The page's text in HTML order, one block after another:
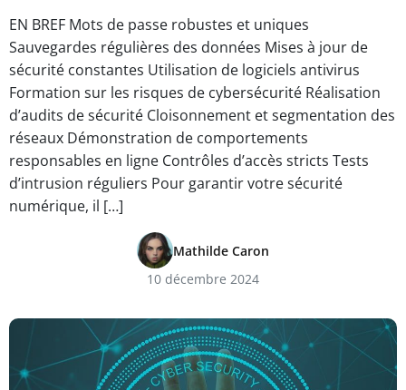
EN BREF Mots de passe robustes et uniques
Sauvegardes régulières des données Mises à jour de
sécurité constantes Utilisation de logiciels antivirus
Formation sur les risques de cybersécurité Réalisation
d’audits de sécurité Cloisonnement et segmentation des
réseaux Démonstration de comportements
responsables en ligne Contrôles d’accès stricts Tests
d’intrusion réguliers Pour garantir votre sécurité
numérique, il […]
Mathilde Caron
10 décembre 2024